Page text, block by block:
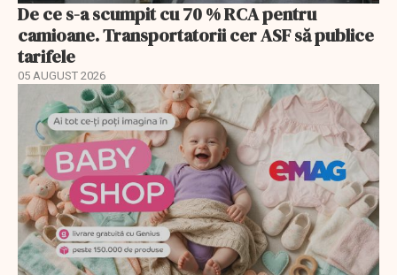
De ce s-a scumpit cu 70 % RCA pentru
camioane. Transportatorii cer ASF să publice
tarifele
05 AUGUST 2026